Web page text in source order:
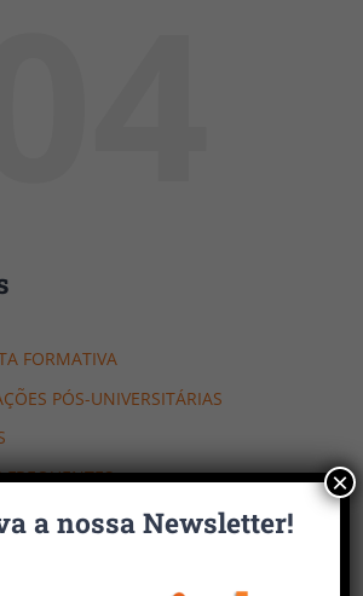
FORMATIVA
PÓS-UNIVERSITÁRIAS
FREQUENTES
a nossa Newsletter!
×